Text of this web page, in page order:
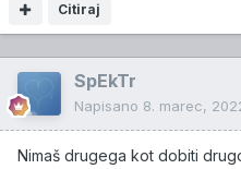
Citiraj
SpEkTr
Napisano 8. marec,
Nimaš drugega kot dobiti